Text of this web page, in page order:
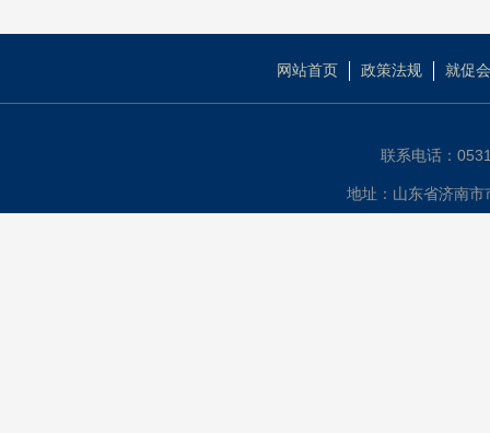
网站首页 政策法规 就促
联系电话：
地址：山东省济南